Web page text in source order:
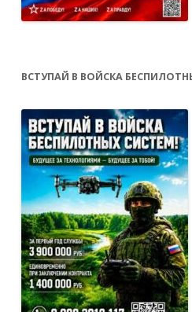
ВСТУПАЙ В ВОЙСКА